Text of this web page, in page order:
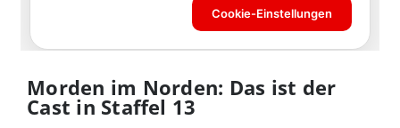
Morden im Norden: Das ist der
Cast in Staffel 13